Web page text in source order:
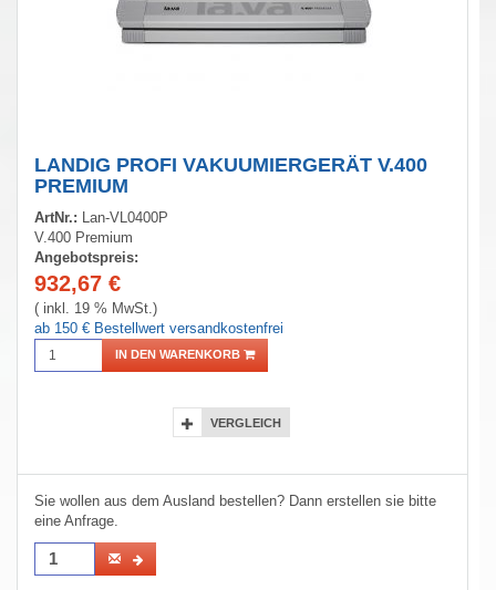
LANDIG PROFI VAKUUMIERGERÄT V.400
PREMIUM
ArtNr.:
Lan-VL0400P
V.400 Premium
Angebotspreis:
932,67 €
( inkl. 19 % MwSt.)
ab 150 € Bestellwert versandkostenfrei
IN DEN WARENKORB
VERGLEICH
Sie wollen aus dem Ausland bestellen? Dann erstellen sie bitte
eine Anfrage.